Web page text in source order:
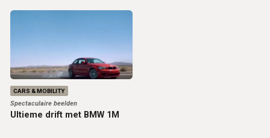
CARS & MOBILITY
Spectaculaire beelden
Ultieme drift met BMW 1M